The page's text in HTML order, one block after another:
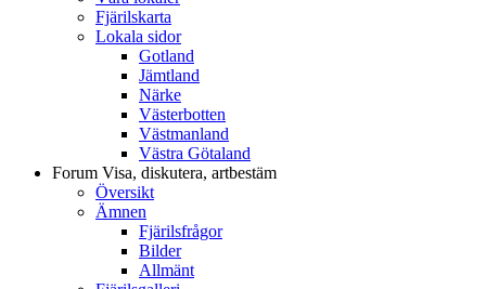
Fjärilskarta
Lokala sidor
Gotland
Jämtland
Närke
Västerbotten
Västmanland
Västra Götaland
Forum Visa, diskutera, artbestäm
Översikt
Ämnen
Fjärilsfrågor
Bilder
Allmänt